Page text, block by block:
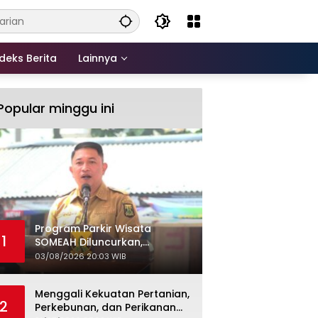
Berita Lainnya
minggu ini
1
Program Parkir Wisata
SOMEAH Diluncurkan,
Tingkatkan Kualitas Layanan
Kepariwisataan
03/08/2026 20:03 WIB
2
Menggali Kekuatan Pertanian,
Perkebunan, dan Perikanan